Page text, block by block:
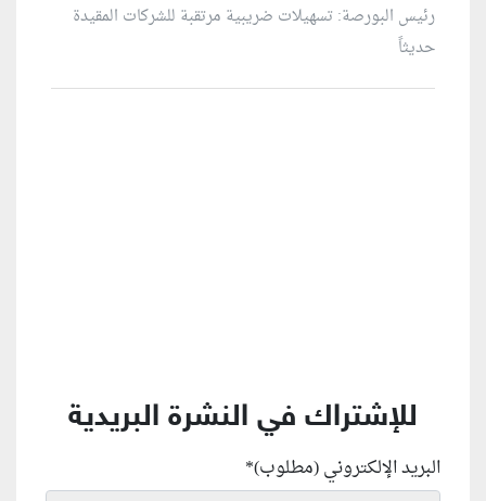
رئيس البورصة: تسهيلات ضريبية مرتقبة للشركات المقيدة
حديثاً
للإشتراك في النشرة البريدية
البريد الإلكتروني (مطلوب)*